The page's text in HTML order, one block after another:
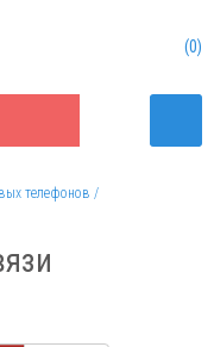
0
телефонов